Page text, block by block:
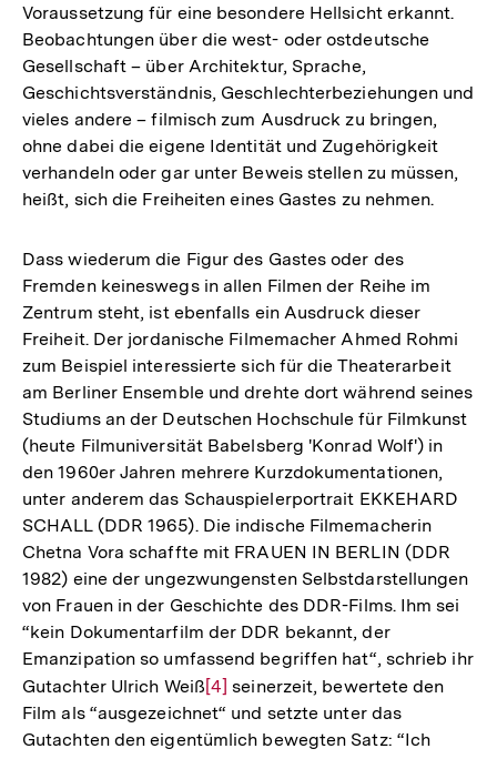
der
Fußnote
Voraussetzung für eine besondere Hellsicht erkannt.
Beobachtungen über die west- oder ostdeutsche
Gesellschaft – über Architektur, Sprache,
Geschichtsverständnis, Geschlechterbeziehungen und
vieles andere – filmisch zum Ausdruck zu bringen,
ohne dabei die eigene Identität und Zugehörigkeit
verhandeln oder gar unter Beweis stellen zu müssen,
heißt, sich die Freiheiten eines Gastes zu nehmen.
Dass wiederum die Figur des Gastes oder des
Fremden keineswegs in allen Filmen der Reihe im
Zentrum steht, ist ebenfalls ein Ausdruck dieser
Freiheit. Der jordanische Filmemacher Ahmed Rohmi
zum Beispiel interessierte sich für die Theaterarbeit
am Berliner Ensemble und drehte dort während seines
Studiums an der Deutschen Hochschule für Filmkunst
(heute Filmuniversität Babelsberg 'Konrad Wolf') in
den 1960er Jahren mehrere Kurzdokumentationen,
unter anderem das Schauspielerportrait EKKEHARD
SCHALL (DDR 1965). Die indische Filmemacherin
Chetna Vora schaffte mit FRAUEN IN BERLIN (DDR
1982) eine der ungezwungensten Selbstdarstellungen
von Frauen in der Geschichte des DDR-Films. Ihm sei
“kein Dokumentarfilm der DDR bekannt, der
Emanzipation so umfassend begriffen hat“, schrieb ihr
Gutachter Ulrich WeißZur
Auflösung
der
[4] seinerzeit, bewertete den
Film als “ausgezeichnet“ und setzte unter das
Gutachten den eigentümlich bewegten Satz: “Ich